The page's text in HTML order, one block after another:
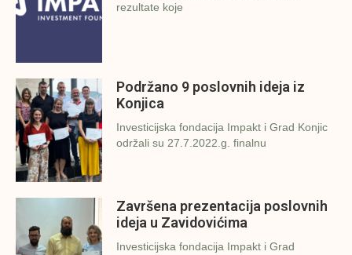
rezultate koje
Podržano 9 poslovnih ideja iz
Konjica
Investicijska fondacija Impakt i Grad Konjic
održali su 27.7.2022.g. finalnu
Završena prezentacija poslovnih
ideja u Zavidovićima
Investicijska fondacija Impakt i Grad